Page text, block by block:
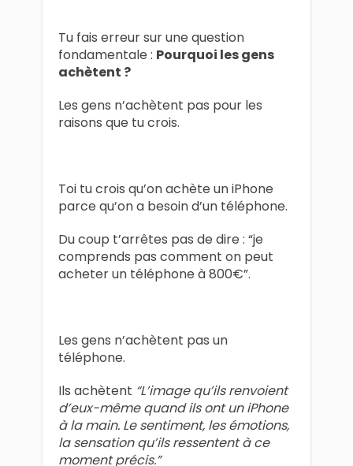
Tu fais erreur sur une question
fondamentale : Pourquoi les gens
achètent ?
Les gens n’achètent pas pour les
raisons que tu crois.
Toi tu crois qu’on achète un iPhone
parce qu’on a besoin d’un téléphone.
Du coup t’arrêtes pas de dire : “je
comprends pas comment on peut
acheter un téléphone à 800€”.
Les gens n’achètent pas un
téléphone.
Ils achètent “L’image qu’ils renvoient
d’eux-même quand ils ont un iPhone
à la main. Le sentiment, les émotions,
la sensation qu’ils ressentent à ce
moment précis.”